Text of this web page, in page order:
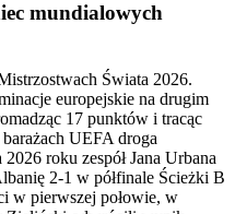
mundialowych
Świata 2026.
europejskie na drugim
17 punktów i tracąc
UEFA droga
roku zespół Jana Urbana
2-1 w półfinale Ścieżki B
w pierwszej połowie, w